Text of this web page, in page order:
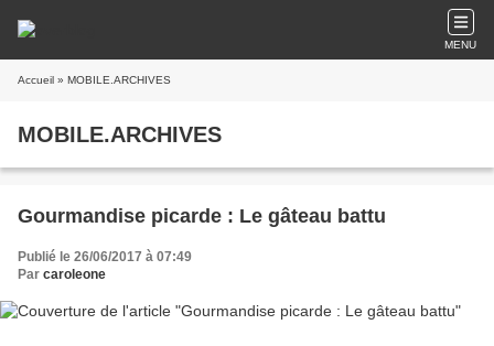
MENU
Accueil » MOBILE.ARCHIVES
MOBILE.ARCHIVES
Gourmandise picarde : Le gâteau battu
Publié le 26/06/2017 à 07:49
Par caroleone